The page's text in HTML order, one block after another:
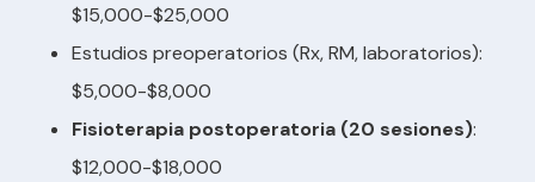
$15,000-$25,000
Estudios preoperatorios (Rx, RM, laboratorios):
$5,000-$8,000
Fisioterapia postoperatoria (20 sesiones):
$12,000-$18,000